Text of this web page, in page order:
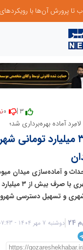
3 |
آماده بهره‌برداری شد؛
سرمایه‌گذاری ۳.۳ میلیارد
و آماده‌سازی میدان
شهر لامِرد، این
و تسهیل دسترسی
دوشنبه 7 مهر 1404 - 07:43